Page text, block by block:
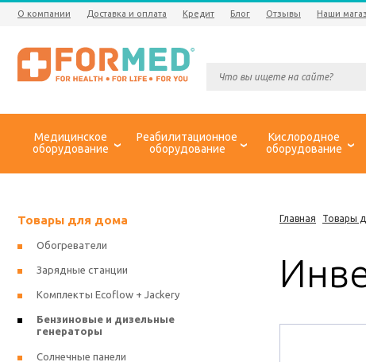
О компании Доставка и оплата Кредит Блог Отзывы Наши
Медицинское
оборудование
Реабилитационное
оборудование
Кислородное
оборудование
Главная Товары
Товары для дома
Обогреватели
Зарядные станции
Комплекты Ecoflow + Jackery
Бензиновые и дизельные
генераторы
Солнечные панели